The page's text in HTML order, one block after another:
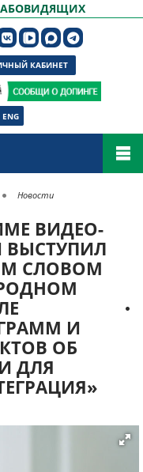
ENG
КАБИНЕТ
Новости
ВИДЕО-
ВЫСТУПИЛ
СЛОВОМ
И
ОБ
ДЛЯ